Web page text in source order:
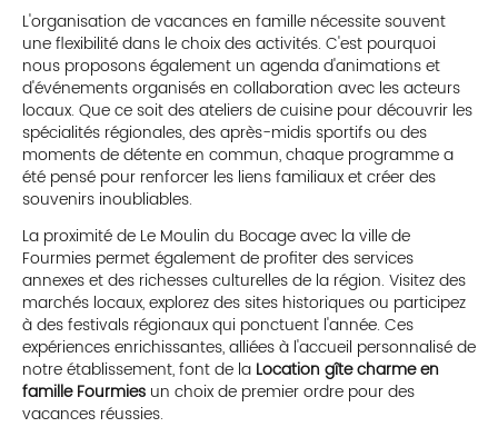
L'organisation de vacances en famille nécessite souvent
une flexibilité dans le choix des activités. C'est pourquoi
nous proposons également un agenda d'animations et
d'événements organisés en collaboration avec les acteurs
locaux. Que ce soit des ateliers de cuisine pour découvrir les
spécialités régionales, des après-midis sportifs ou des
moments de détente en commun, chaque programme a
été pensé pour renforcer les liens familiaux et créer des
souvenirs inoubliables.
La proximité de Le Moulin du Bocage avec la ville de
Fourmies permet également de profiter des services
annexes et des richesses culturelles de la région. Visitez des
marchés locaux, explorez des sites historiques ou participez
à des festivals régionaux qui ponctuent l'année. Ces
expériences enrichissantes, alliées à l'accueil personnalisé de
notre établissement, font de la Location gîte charme en
famille Fourmies un choix de premier ordre pour des
vacances réussies.